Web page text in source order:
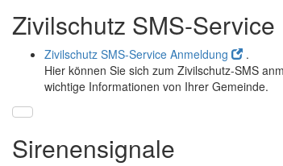
Zivilschutz SMS-Service
Zivilschutz SMS-Service Anmeldung
.
Hier können Sie sich zum Zivilschutz-SMS
wichtige Informationen von Ihrer Gemeinde.
Sirenensignale